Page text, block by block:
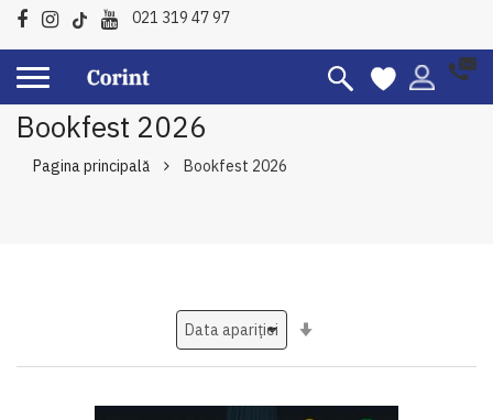
021 319 47 97
Bookfest 2026
Pagina principală Bookfest 2026